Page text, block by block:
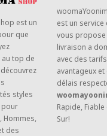
est un
que
top de
styles
pour
Hommes,
des
est un service
vous propose
livraison a
avec des tarifs
avantageux et
délais
Rapide, Fiable
Sur!